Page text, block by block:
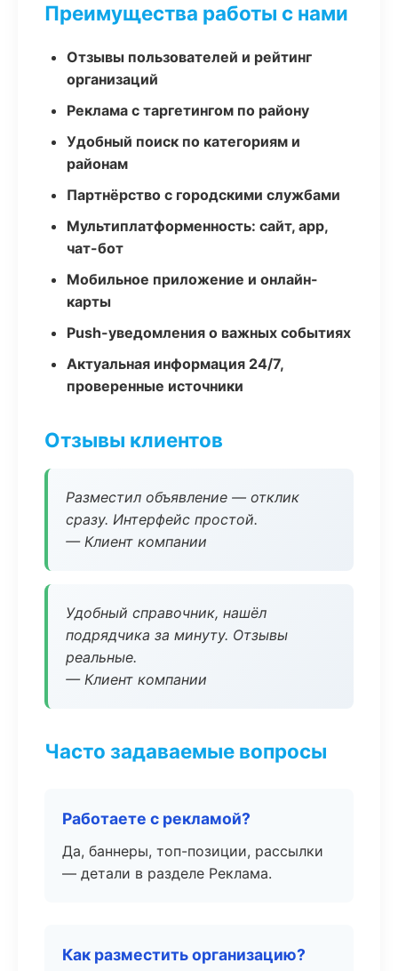
Преимущества работы с нами
Отзывы пользователей и рейтинг
организаций
Реклама с таргетингом по району
Удобный поиск по категориям и
районам
Партнёрство с городскими службами
Мультиплатформенность: сайт, app,
чат-бот
Мобильное приложение и онлайн-
карты
Push-уведомления о важных событиях
Актуальная информация 24/7,
проверенные источники
Отзывы клиентов
Разместил объявление — отклик
сразу. Интерфейс простой.
— Клиент компании
Удобный справочник, нашёл
подрядчика за минуту. Отзывы
реальные.
— Клиент компании
Часто задаваемые вопросы
Работаете с рекламой?
Да, баннеры, топ-позиции, рассылки
— детали в разделе Реклама.
Как разместить организацию?